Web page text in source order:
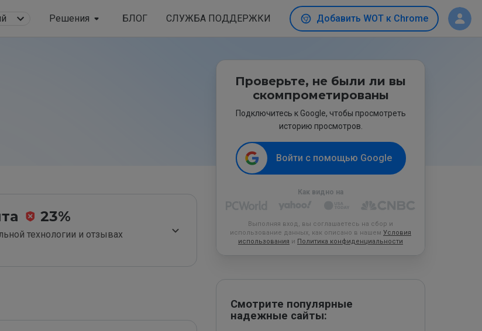
Решения БЛОГ СЛУЖБА ПОДДЕРЖКИ Добавить WOT к Chrome
23%
технологии и отзывах
Проверьте, не были ли вы
скомпрометированы
Подключитесь к Google, чтобы просмотреть
историю просмотров.
Войти с помощью Google
Как видно на
Выполняя вход, вы соглашаетесь на сбор и
использование данных, как описано в нашем Условия
использования и Политика конфиденциальности
Смотрите популярные
надежные сайты: